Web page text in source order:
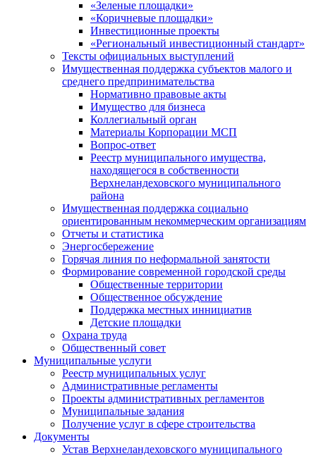
«Зеленые площадки»
«Коричневые площадки»
Инвестиционные проекты
«Региональный инвестиционный стандарт»
Тексты официальных выступлений
Имущественная поддержка субъектов малого и
среднего предпринимательства
Нормативно правовые акты
Имущество для бизнеса
Коллегиальный орган
Материалы Корпорации МСП
Вопрос-ответ
Реестр муниципального имущества,
находящегося в собственности
Верхнеландеховского муниципального
района
Имущественная поддержка социально
ориентированным некоммерческим организациям
Отчеты и статистика
Энергосбережение
Горячая линия по неформальной занятости
Формирование современной городской среды
Общественные территории
Общественное обсуждение
Поддержка местных иннициатив
Детские площадки
Охрана труда
Общественный совет
Муниципальные услуги
Реестр муниципальных услуг
Административные регламенты
Проекты административных регламентов
Муниципальные задания
Получение услуг в сфере строительства
Документы
Устав Верхнеландеховского муниципального